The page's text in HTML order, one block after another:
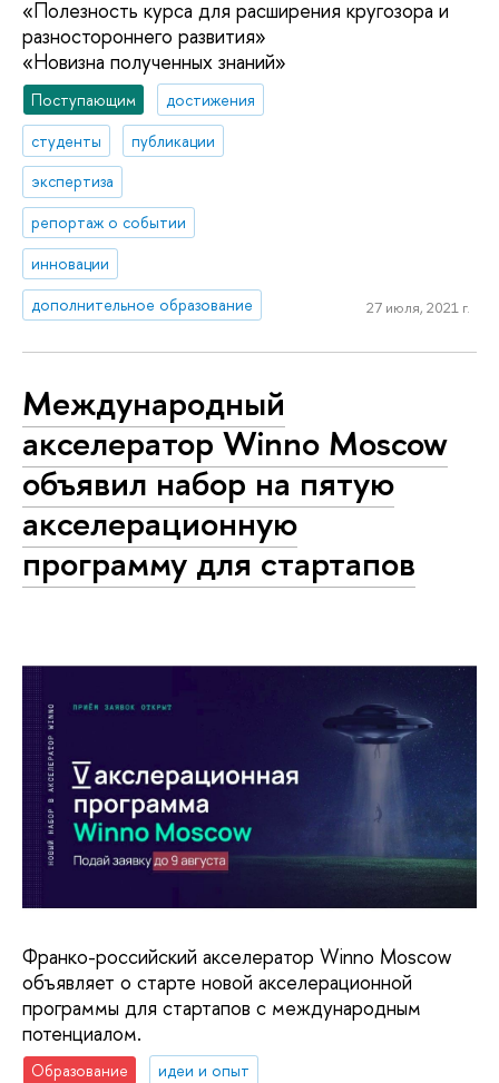
«Полезность курса для расширения кругозора и
разностороннего развития»
«Новизна полученных знаний»
Поступающим
достижения
студенты
публикации
экспертиза
репортаж о событии
инновации
дополнительное образование
27 июля, 2021 г.
Международный
акселератор Winno Moscow
объявил набор на пятую
акселерационную
программу для стартапов
Франко-российский акселератор Winno Moscow
объявляет о старте новой акселерационной
программы для стартапов с международным
потенциалом.
Образование
идеи и опыт